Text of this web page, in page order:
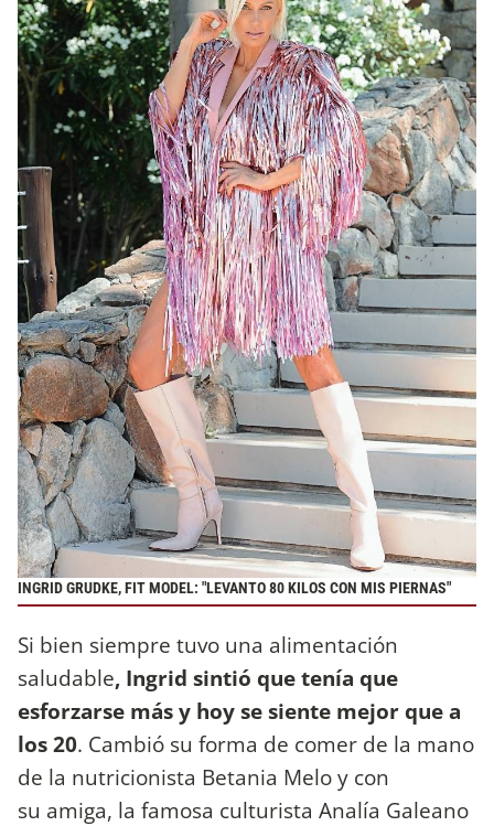
INGRID GRUDKE, FIT MODEL: "LEVANTO 80 KILOS CON MIS PIERNAS"
Si bien siempre tuvo una alimentación
saludable, Ingrid sintió que tenía que
esforzarse más y hoy se siente mejor que a
los 20. Cambió su forma de comer de la mano
de la nutricionista Betania Melo y con
su amiga, la famosa culturista Analía Galeano